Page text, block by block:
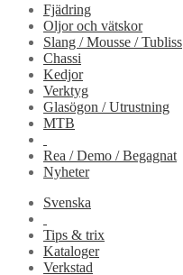
Fjädring
Oljor och vätskor
Slang / Mousse / Tubliss
Chassi
Kedjor
Verktyg
Glasögon / Utrustning
MTB
Rea / Demo / Begagnat
Nyheter
Svenska
Tips & trix
Kataloger
Verkstad